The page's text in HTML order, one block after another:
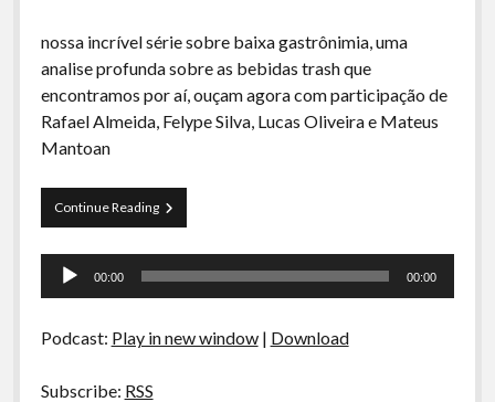
nossa incrível série sobre baixa gastrônimia, uma
analise profunda sobre as bebidas trash que
encontramos por aí, ouçam agora com participação de
Rafael Almeida, Felype Silva, Lucas Oliveira e Mateus
Mantoan
Continue ReadingCurva
de
–
Bebidas
Tocador
00:00 00:00
Podcast: Play in new window| Download
Subscribe: RSS